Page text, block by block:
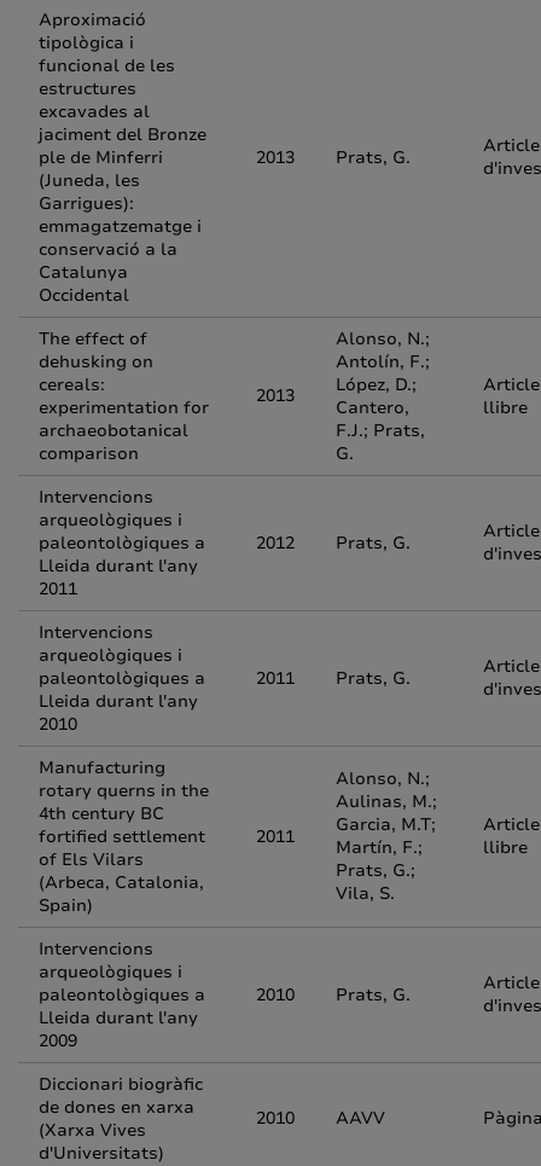
Aproximació
tipològica i
funcional de les
estructures
excavades al
jaciment del Bronze
ple de Minferri
(Juneda, les
Garrigues):
emmagatzematge i
conservació a la
Catalunya
Occidental
2013 Prats, G.
Article
The effect of
dehusking on
cereals:
experimentation for
archaeobotanical
comparison
2013
Alonso, N.;
Antolín, F.;
López, D.;
Cantero,
F.J.; Prats,
G.
llibre
Intervencions
arqueològiques i
paleontològiques a
Lleida durant l'any
2011
2012 Prats, G.
Article
Intervencions
arqueològiques i
paleontològiques a
Lleida durant l'any
2010
2011 Prats, G.
Article
Manufacturing
rotary querns in the
4th century BC
fortified settlement
of Els Vilars
(Arbeca, Catalonia,
Spain)
2011
Alonso, N.;
Aulinas, M.;
Garcia, M.T;
Martín, F.;
Prats, G.;
Vila, S.
llibre
Intervencions
arqueològiques i
paleontològiques a
Lleida durant l'any
2009
2010 Prats, G.
Article
Diccionari biogràfic
de dones en xarxa
(Xarxa Vives
d'Universitats)
2010 AAVV